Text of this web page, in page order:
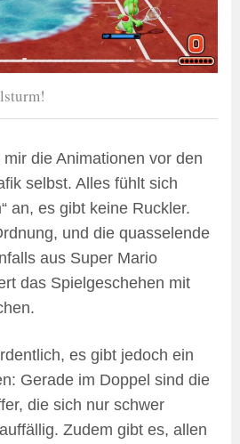
die Animationen vor den
selbst. Alles fühlt sich
an, es gibt keine Ruckler.
und die quasselende
aus Super Mario
das Spielgeschehen mit
es gibt jedoch ein
Gerade im Doppel sind die
die sich nur schwer
Zudem gibt es, allen